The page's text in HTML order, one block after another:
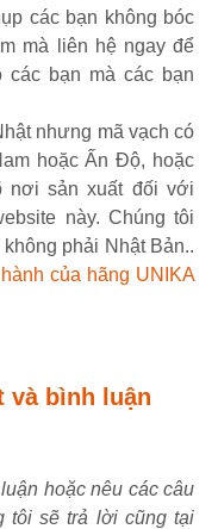
các bạn không bóc
mà liên hệ ngay để
các bạn mà các bạn
nhưng mã vạch có
hoặc Ấn Độ, hoặc
nơi sản xuất đối với
này. Chúng tôi
phải Nhật Bản..
của hãng UNIKA
và bình luận
hoặc nêu các câu
tôi sẽ trả lời cũng tại